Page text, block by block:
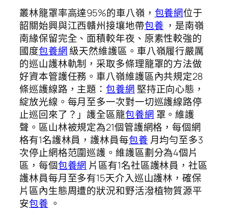
叢林籠罩率高達95%的車八嶺， 包養網位于
韶關始興與江西贛州接壤地帶包養 ，是南嶺
南緣保留完全、面積較年夜、原素性較強的
國度包養網級天然維護區。車八嶺履行嚴厲
的巡山護林軌制，采取多條理籠罩的方法做
好資本管護任務。車八嶺維護區內共規定28
條巡護線路，主題：包養網 堅持正向心態，
綻放光線。每月至多一次對一切巡護線路停
止巡回來了？」護全區籠包養網 罩。維護
聲。區山林被規定為21個管護網格，每個網
格有1名護林員，護林員每包養 月均勻至多3
次停止網格范圍巡護。維護區劃分為4個片
區，每個包養網 片區有1名社區護林員，社區
護林員每月至多有15天介入巡山護林，確保
片區內生態周遭的狀況和野活潑植物質源平
安包養 。